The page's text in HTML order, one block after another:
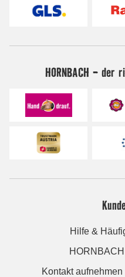
HORNBACH -
Hilfe &
Kontakt